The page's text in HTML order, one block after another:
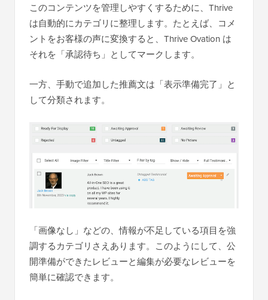
このコンテンツを管理しやすくするために、Thrive
は自動的にカテゴリに整理します。たとえば、コメ
ントをお客様の声に変換すると、Thrive Ovation は
それを「承認待ち」としてマークします。
一方、手動で追加した推薦文は「表示準備完了」と
して分類されます。
「画像なし」などの、情報が不足している項目を強
調するカテゴリさえあります。このようにして、公
開準備ができたレビューと編集が必要なレビューを
簡単に確認できます。